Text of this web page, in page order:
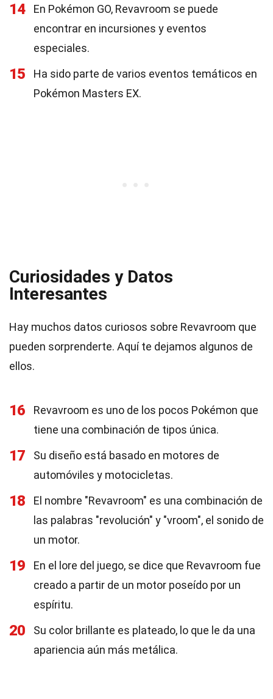
14
En Pokémon GO, Revavroom se puede
encontrar en incursiones y eventos
especiales.
15
Ha sido parte de varios eventos temáticos en
Pokémon Masters EX.
Curiosidades y Datos
Interesantes
Hay muchos datos curiosos sobre Revavroom que
pueden sorprenderte. Aquí te dejamos algunos de
ellos.
16
Revavroom es uno de los pocos Pokémon que
tiene una combinación de tipos única.
17
Su diseño está basado en motores de
automóviles y motocicletas.
18
El nombre "Revavroom" es una combinación de
las palabras "revolución" y "vroom", el sonido de
un motor.
19
En el lore del juego, se dice que Revavroom fue
creado a partir de un motor poseído por un
espíritu.
20
Su color brillante es plateado, lo que le da una
apariencia aún más metálica.